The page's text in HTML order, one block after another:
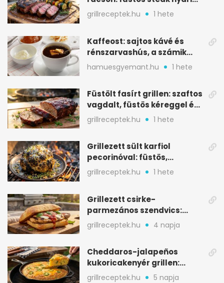
tökkebabbal
grillreceptek.hu 1 hete
Kaffeost: sajtos kávé és
rénszarvashús, a számik
melegítő itala
hamuesgyemant.hu 1 hete
Füstölt fasírt grillen: szaftos
vagdalt, füstös kéreggel és
BBQ mázzal
grillreceptek.hu 1 hete
Grillezett sült karfiol
pecorinóval: füstös,
karamellizált nyári kedvenc
grillreceptek.hu 1 hete
Grillezett csirke-
parmezános szendvics:
ropogós csirke, olvadó sajt
grillreceptek.hu 4 napja
Cheddaros-jalapeños
kukoricakenyér grillen:
ropogós alj, puha belső
grillreceptek.hu 5 napja